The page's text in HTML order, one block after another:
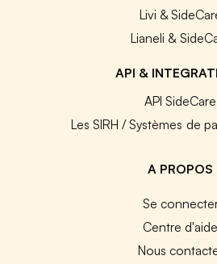
Livi &
Lianeli &
API &
API SideCare
Les SIRH / Systèmes de
A PROPOS
Se
Centre d'aide
Nous